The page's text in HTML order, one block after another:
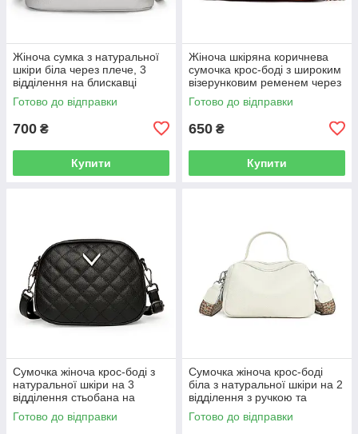
Жіноча сумка з натуральної
шкіри біла через плече, 3
відділення на блискавці
Готово до відправки
700 ₴
Купити
Жіноча шкіряна коричнева
сумочка крос-боді з широким
візерунковим ременем через
плече
Готово до відправки
650 ₴
Купити
Сумочка жіноча крос-боді з
натуральної шкіри на 3
відділення стьобана на
ремені через плече Чорна
Готово до відправки
Сумочка жіноча крос-боді
біла з натуральної шкіри на 2
відділення з ручкою та
широким візерунковим
ременем через плече
Готово до відправки